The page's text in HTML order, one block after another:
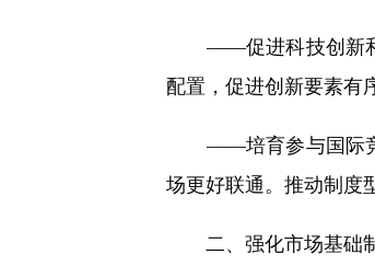
——促进科技创新和产
配置，促进创新要素有
——培育参与国际竞争
场更好联通。推动制度
二、强化市场基础